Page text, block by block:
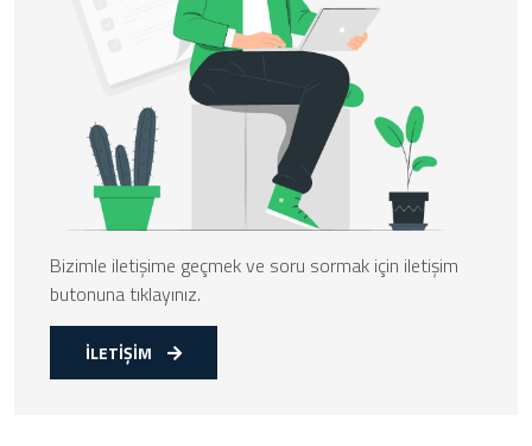
Bizimle iletişime geçmek ve soru sormak için iletişim
butonuna tıklayınız.
İLETİŞİM